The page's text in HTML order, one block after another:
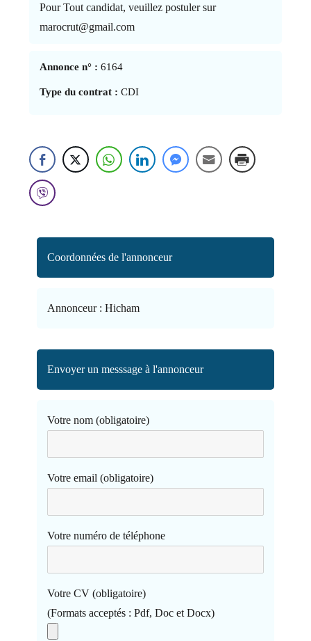
Pour Tout candidat, veuillez postuler sur
marocrut@gmail.com
Annonce n° :6164
Type du contrat : CDI
Coordonnées de l'annonceur
Annonceur : Hicham
Envoyer un messsage à l'annonceur
Votre nom (obligatoire)
Votre email (obligatoire)
Votre numéro de téléphone
Votre CV (obligatoire)
(Formats acceptés : Pdf, Doc et Docx)